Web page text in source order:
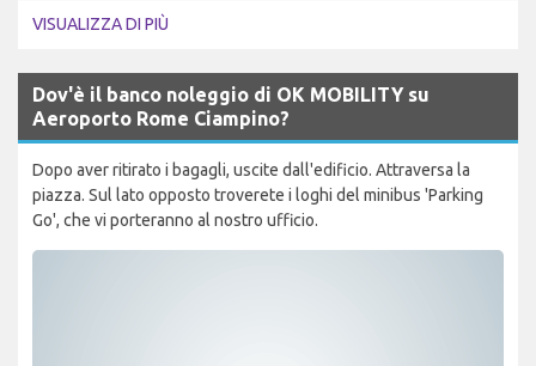
VISUALIZZA DI PIÙ
Dov'è il banco noleggio di OK MOBILITY su
Aeroporto Rome Ciampino?
Dopo aver ritirato i bagagli, uscite dall'edificio. Attraversa la
piazza. Sul lato opposto troverete i loghi del minibus 'Parking
Go', che vi porteranno al nostro ufficio.